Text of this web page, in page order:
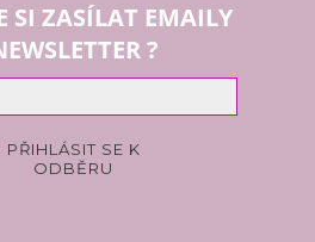
SI ZASÍLAT EMAILY
?